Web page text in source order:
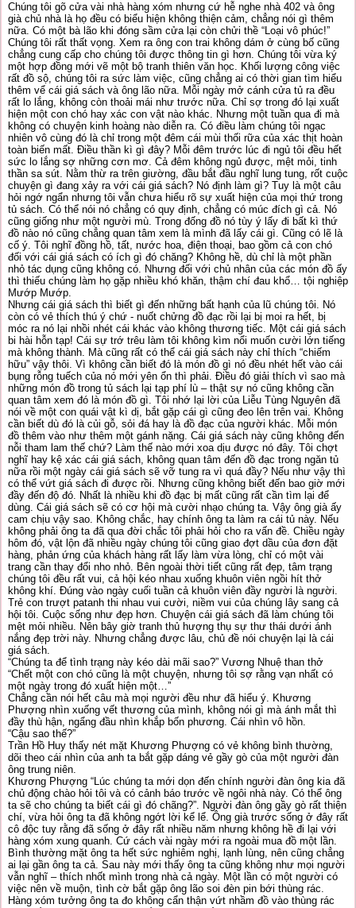
Chúng tôi gõ cửa vài nhà hàng xóm nhưng cứ hễ nghe nhà 402 và ông
già chủ nhà là họ đều có biểu hiện không thiện cảm, chẳng nói gì thêm
nữa. Có một bà lão khi đóng sầm cửa lại còn chửi thề “Loại vô phúc!”
Chúng tôi rất thất vọng. Xem ra ông con trai không dám ở cùng bố cũng
chẳng cung cấp cho chúng tôi được thông tin gì hơn. Chúng tôi vừa ký
một hợp đồng mới vẽ một bộ tranh thiên văn học. Khối lượng công việc
rất đồ sộ, chúng tôi ra sức làm việc, cũng chẳng ai có thời gian tìm hiểu
thêm vể cái giá sách và ông lão nữa. Mỗi ngày mở cánh cửa tủ ra đều
rất lo lắng, không còn thoải mái như trước nữa. Chỉ sợ trong đó lại xuất
hiện một con chó hay xác con vật nào khác. Nhưng một tuần qua đi mà
không có chuyện kinh hoàng nào diễn ra. Có điều làm chúng tôi ngạc
nhiên vô cùng đó là chỉ trong một đêm cái mùi thối rữa của xác thịt hoàn
toàn biến mất. Điều thần kì gì đây? Mỗi đêm trước lúc đi ngủ tôi đều hết
sức lo lắng sợ những cơn mơ. Cả đêm không ngủ được, mệt mỏi, tinh
thần sa sút. Nằm thừ ra trên giường, đầu bắt đầu nghĩ lung tung, rốt cuộc
chuyện gì đang xảy ra với cái giá sách? Nó định làm gì? Tuy là một câu
hỏi ngớ ngẩn nhưng tôi vẫn chưa hiểu rõ sự xuất hiện của mọi thứ trong
tủ sách. Có thể nói nó chẳng có quy định, chẳng có múc đích gì cả. Nó
cũng giống như một người mù. Trong đống đồ nó tùy ý lấy đi bất kì thứ
đồ nào nó cũng chẳng quan tâm xem là mình đã lấy cái gì. Cũng có lẽ là
cố ý. Tôi nghĩ đồng hồ, tất, nước hoa, điện thoại, bao gồm cả con chó
đối với cái giá sách có ích gì đó chăng? Không hề, dù chỉ là một phần
nhỏ tác dụng cũng không có. Nhưng đối với chủ nhân của các món đồ ấy
thì thiếu chúng làm họ gặp nhiều khó khăn, thậm chí đau khổ… tội nghiệp
Mướp Mướp.
Nhưng cái giá sách thì biết gì đến những bất hạnh của lũ chúng tôi. Nó
còn có vẻ thích thú ý chứ - nuốt chửng đồ đạc rồi lại bị moi ra hết, bị
móc ra nó lại nhồi nhét cái khác vào không thương tiếc. Một cái giá sách
bi hài hỗn tạp! Cái sự trớ trêu làm tôi không kìm nổi muốn cười lớn tiếng
mà không thành. Mà cũng rất có thể cái giá sách này chỉ thích “chiếm
hữu” vậy thôi. Vì không cần biết đó là món đồ gì nó đều nhét hết vào cái
bụng rỗng tuếch của nó mới yên ổn thì phải. Điều đó giải thích vì sao mà
những món đồ trong tủ sách lại tạp phí lù – thật sự nó cũng không cần
quan tâm xem đó là món đồ gì. Tôi nhớ lại lời của Liễu Tùng Nguyên đã
nói về một con quái vật kì dị, bắt gặp cái gì cũng đeo lên trên vai. Không
cần biết dù đó là củi gỗ, sỏi đá hay là đồ đạc của người khác. Mỗi món
đồ thêm vào như thêm một gánh nặng. Cái giá sách này cũng không đến
nỗi tham lam thế chứ? Làm thế nào mới xoa dịu được nó đây. Tôi chợt
nghĩ hay kệ xác cái giá sách, không quan tâm đến đồ đạc trong ngăn tủ
nữa rồi một ngày cái giá sách sẽ vỡ tung ra vì quá đầy? Nếu như vậy thì
có thể vứt giá sách đi được rồi. Nhưng cũng không biết đến bao giờ mới
đầy đến độ đó. Nhất là nhiều khi đồ đạc bị mất cũng rất cần tìm lại để
dùng. Cái giá sách sẽ có cơ hội mà cười nhạo chúng ta. Vậy ông già ấy
cam chịu vậy sao. Không chắc, hay chính ông ta làm ra cái tủ này. Nếu
không phải ông ta đã qua đời chắc tôi phải hỏi cho ra vấn đề. Chiều ngày
hôm đó, vật lộn đã nhiều ngày chúng tôi cũng giao đợt dầu của đơn đặt
hàng, phản ứng của khách hàng rất lấy làm vừa lòng, chỉ có một vài
trang cần thay đổi nho nhỏ. Bên ngoài thời tiết cũng rất đẹp, tâm trạng
chúng tôi đều rất vui, cả hội kéo nhau xuống khuôn viên ngồi hít thở
không khí. Đúng vào ngày cuối tuần cả khuôn viên đầy người là người.
Trẻ con trượt patanh thi nhau vui cười, niềm vui của chúng lây sang cả
hội tôi. Cuộc sống như đẹp hơn. Chuyện cái giá sách đã làm chúng tôi
mệt mỏi nhiều. Nên bây giờ tranh thủ hượng thụ sự thư thái dưới ánh
nắng đẹp trời này. Nhưng chẳng được lâu, chủ đề nói chuyện lại là cái
giá sách.
“Chúng ta để tình trạng này kéo dài mãi sao?” Vương Nhuệ than thở
“Chết một con chó cũng là một chuyện, nhưng tôi sợ rằng vạn nhất có
một ngày trong đó xuất hiện một…”
Chẳng cần nói hết câu mà mọi người đều như đã hiểu ý. Khương
Phượng nhìn xuống vết thương của mình, không nói gì mà ánh mắt thì
đầy thù hận, ngẩng đầu nhìn khắp bốn phương. Cái nhìn vô hồn.
“Cậu sao thế?”
Trần Hồ Huy thấy nét mặt Khương Phượng có vẻ không bình thường,
dõi theo cái nhìn của anh ta bắt gặp dáng vẻ gầy gò của một người đàn
ông trung niên.
Khương Phượng “Lúc chúng ta mới dọn đến chính người đàn ông kia đã
chủ động chào hỏi tôi và có cảnh báo trước về ngôi nhà này. Có thể ông
ta sẽ cho chúng ta biết cái gì đó chãng?”. Người đàn ông gầy gò rất thiện
chí, vừa hỏi ông ta đã không ngớt lời kể lể. Ông già trước sống ở đây rất
cô độc tuy rằng đã sống ở đây rất nhiều năm nhưng không hề đi lại với
hàng xóm xung quanh. Cứ cách vài ngày mới ra ngoài mua đồ một lần.
Bình thường mặt ông ta hết sức nghiêm nghị, lạnh lùng, nên cũng chẳng
ai lại gần ông ta cả. Sau này mới thấy ông ta cũng không như mọi người
vẫn nghĩ – thích nhốt mình trong nhà cả ngày. Một lần có một người có
việc nên về muộn, tình cờ bắt gặp ông lão soi đèn pin bới thùng rác.
Hàng xóm tưởng ông ta đo không cẩn thận vứt nhầm đồ vào thùng rác